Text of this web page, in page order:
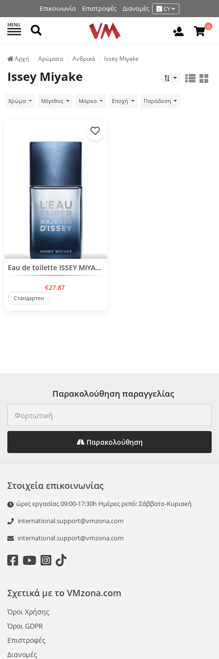
Επικοινωνία Επιστροφές Διανομές CY
MENU Αναζήτηση 0
Аρχή Αρώματα Ανδρικά Issey Miyake
Issey Miyake
Χρώμα Μέγεθος Μάρκα Εποχή Παράδοση
BESTSELLEREau de toilette ISSEY MIYAKE L'Eau Super Majeure d'Issey Eau de Toilette Intense
€27.87
Стандартен
Παρακολούθηση παραγγελίας
Παρακολούθηση
Στοιχεία επικοινωνίας
ώρες εργασίας 09:00-17:30h Ημέρες ρεπό: Σάββατο-Κυριακή
international.support@vmzona.com
international.support@vmzona.com
Σχετικά με το VMzona.com
Όροι Χρήσης
Όροι GDPR
Επιστροφές
Διανομές